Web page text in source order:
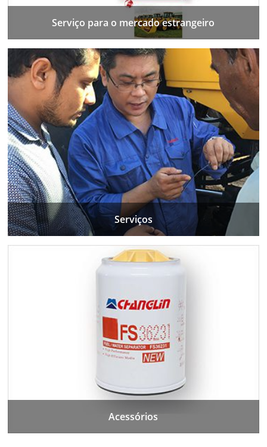
Serviço para o mercado estrangeiro
Serviços
Acessórios